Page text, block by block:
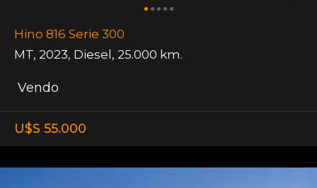
Hino 816 Serie 300
MT, 2023, Diesel, 25.000 km.
Vendo
U$S 55.000